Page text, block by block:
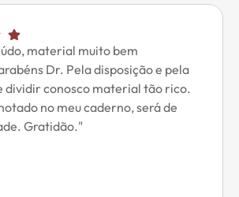
material muito bem
Dr. Pela disposição e pela
dividir conosco material tão rico.
no meu caderno, será de
Gratidão."